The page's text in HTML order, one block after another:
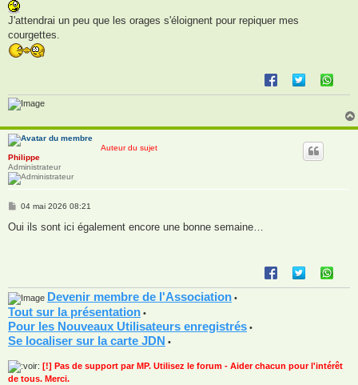
s
s
a
g
e
J'attendrai un peu que les orages s'éloignent pour repiquer mes
courgettes.
Auteur du sujet
Philippe
Administrateur
M
s
04 mai 2026 08:21
Oui ils sont ici également encore une bonne semaine…
Devenir membre de l'Association •
Tout sur la présentation •
Pour les Nouveaux Utilisateurs enregistrés •
Se localiser sur la carte JDN •
[!] Pas de support par MP. Utilisez le forum - Aider chacun pour l'intérêt
de tous. Merci.